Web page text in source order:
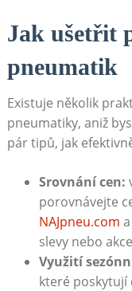
Jak⁣ ušetřit
pneumatik
Existuje ‍několik‍
pneumatiky, aniž⁢
pár tipů, jak
Srovnání cen:
porovnávejte
NAJpneu.com a⁤
slevy nebo
Využití
které⁤ poskytují